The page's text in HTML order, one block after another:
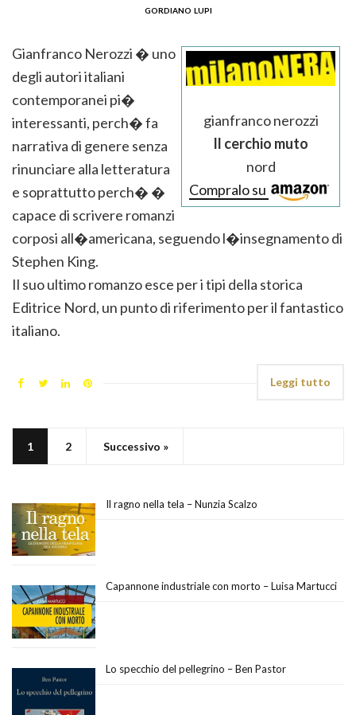
gordiano lupi
gianfranco nerozzi
Il cerchio muto
nord
Compralo su
Gianfranco Nerozzi � uno
degli autori italiani
contemporanei pi�
interessanti, perch� fa
narrativa di genere senza
rinunciare alla letteratura
e soprattutto perch� �
capace di scrivere romanzi
corposi all�americana, seguendo l�insegnamento di
Stephen King.
Il suo ultimo romanzo esce per i tipi della storica
Editrice Nord, un punto di riferimento per il fantastico
italiano.
Leggi tutto
1 2 Successivo »
Il ragno nella tela – Nunzia Scalzo
Capannone industriale con morto – Luisa Martucci
Lo specchio del pellegrino – Ben Pastor